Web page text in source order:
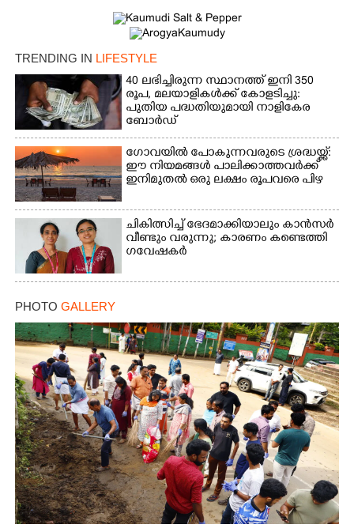
TRENDING IN LIFESTYLE
40 ലഭിച്ചിരുന്ന സ്ഥാനത്ത് ഇനി 350
രൂപ, മലയാളികൾക്ക് കോളടിച്ചു:
പുതിയ പദ്ധതിയുമായി നാളികേര
ബോർഡ്
ഗോവയിൽ പോകുന്നവരുടെ ശ്രദ്ധയ്ക്ക്:
ഈ നിയമങ്ങൾ പാലിക്കാത്തവർക്ക്
ഇനിമുതൽ ഒരു ലക്ഷം രൂപവരെ പിഴ
ചികിത്സിച്ച് ഭേദമാക്കിയാലും കാൻസർ
വീണ്ടും വരുന്നു; കാരണം കണ്ടെത്തി
ഗവേഷകർ
PHOTO GALLERY